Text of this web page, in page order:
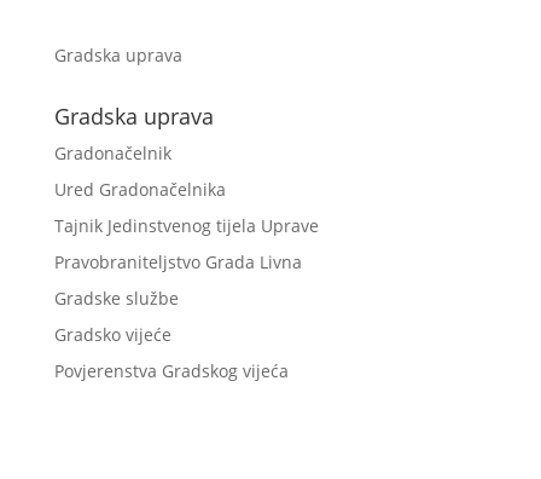
Gradska uprava
Gradska uprava
Gradonačelnik
Ured Gradonačelnika
Tajnik Jedinstvenog tijela Uprave
Pravobraniteljstvo Grada Livna
Gradske službe
Gradsko vijeće
Povjerenstva Gradskog vijeća